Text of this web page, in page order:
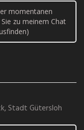
momentanen
zu meinem Chat
Stadt Gütersloh